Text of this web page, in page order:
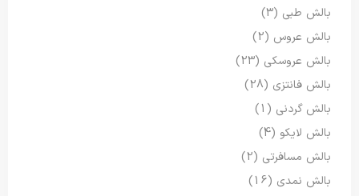
بالش طبی (3)
بالش عروس (2)
بالش عروسکی (23)
بالش فانتزی (28)
بالش گردنی (1)
بالش لایکو (4)
بالش مسافرتی (2)
بالش نمدی (16)